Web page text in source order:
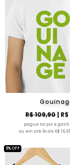
R$ 109,90| R$
pague no pix e
ou em até 6x de R$
9% OFF